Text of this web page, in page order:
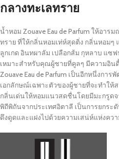
กลางทะเลทราย
น้ำหอม Zouave Eau de Parfum ให้อา
ทราย ที่ให้กลิ่นหอมเท่ห์สุดติ่ง กลิ่นหอมๆ
ลูกเกด อินทผาลัม เปลือกส้ม กุหลาบ แซ
เหมาะสำหรับคุณผู้ชายที่คูลๆ มีความอิ
Zouave Eau de Parfum เป็นอีกหนึ่งกา
เอกลักษณ์เฉพาะตัวของผู้ชายที่จะทำให้
กลิ่นเด่นให้หอมแนวสดชื่นโดยมีมะกรูดจ
พิถีพิถันจากประเทศอิตาลี เป็นการยกระ
ดึงดูดและแฝงไปด้วยความเสน่ห์แห่งคว